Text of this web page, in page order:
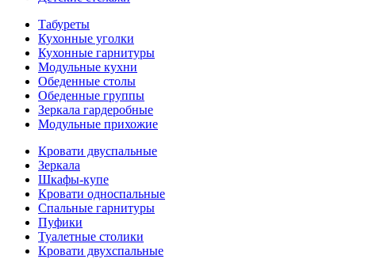
Табуреты
Кухонные уголки
Кухонные гарнитуры
Модульные кухни
Обеденные столы
Обеденные группы
Зеркала гардеробные
Модульные прихожие
Кровати двуспальные
Зеркала
Шкафы-купе
Кровати односпальные
Спальные гарнитуры
Пуфики
Туалетные столики
Кровати двухспальные